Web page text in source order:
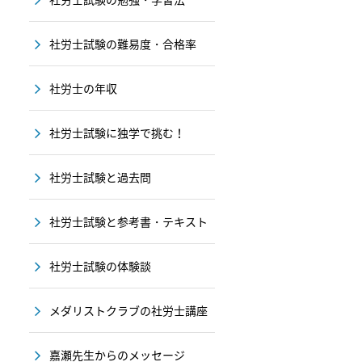
社労士試験の難易度・合格率
社労士の年収
社労士試験に独学で挑む！
社労士試験と過去問
社労士試験と参考書・テキスト
社労士試験の体験談
メダリストクラブの社労士講座
嘉瀬先生からのメッセージ